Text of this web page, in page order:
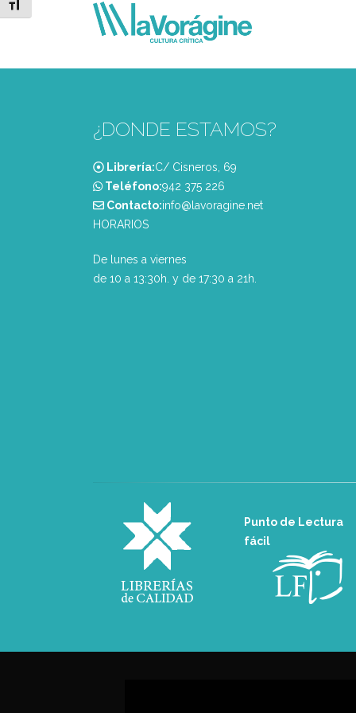
Alternar tamaño de letra
¿DONDE ESTAMOS?
Librería:C/ Cisneros, 69
Teléfono:‭942 375 226‬
Contacto:info@lavoragine.net
HORARIOS
De lunes a viernes
de 10 a 13:30h. y de 17:30 a 21h.
Punto de Lectura
fácil